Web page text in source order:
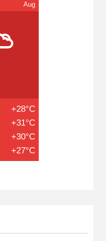
Aug
+28°C
+31°C
+30°C
+27°C